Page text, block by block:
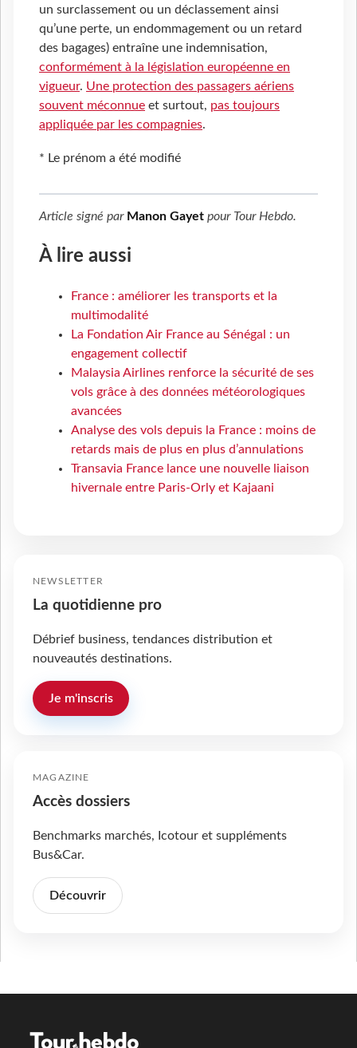
un surclassement ou un déclassement ainsi
qu’une perte, un endommagement ou un retard
des bagages) entraîne une indemnisation,
conformément à la législation européenne en
vigueur. Une protection des passagers aériens
souvent méconnue et surtout, pas toujours
appliquée par les compagnies.
* Le prénom a été modifié
Article signé par Manon Gayet pour Tour Hebdo.
À lire aussi
France : améliorer les transports et la
multimodalité
La Fondation Air France au Sénégal : un
engagement collectif
Malaysia Airlines renforce la sécurité de ses
vols grâce à des données météorologiques
avancées
Analyse des vols depuis la France : moins de
retards mais de plus en plus d’annulations
Transavia France lance une nouvelle liaison
hivernale entre Paris-Orly et Kajaani
NEWSLETTER
La quotidienne pro
Débrief business, tendances distribution et
nouveautés destinations.
Je m'inscris
MAGAZINE
Accès dossiers
Benchmarks marchés, Icotour et suppléments
Bus&Car.
Découvrir